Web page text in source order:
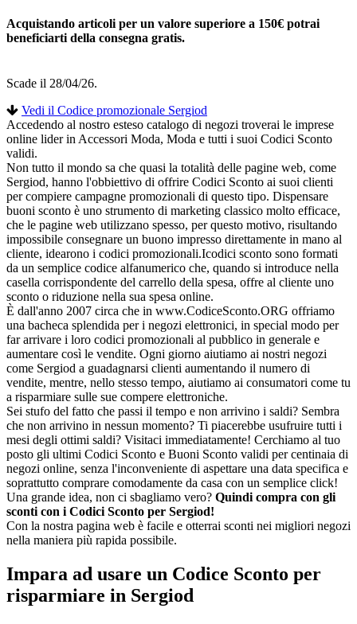
Acquistando articoli per un valore superiore a 150€ potrai
beneficiarti della consegna gratis.
Scade il 28/04/26.
Vedi il Codice promozionale Sergiod
Accedendo al nostro esteso catalogo di negozi troverai le imprese
online lider in Accessori Moda, Moda e tutti i suoi Codici Sconto
validi.
Non tutto il mondo sa che quasi la totalità delle pagine web, come
Sergiod, hanno l'obbiettivo di offrire Codici Sconto ai suoi clienti
per compiere campagne promozionali di questo tipo. Dispensare
buoni sconto è uno strumento di marketing classico molto efficace,
che le pagine web utilizzano spesso, per questo motivo, risultando
impossibile consegnare un buono impresso direttamente in mano al
cliente, idearono i codici promozionali.Icodici sconto sono formati
da un semplice codice alfanumerico che, quando si introduce nella
casella corrispondente del carrello della spesa, offre al cliente uno
sconto o riduzione nella sua spesa online.
È dall'anno 2007 circa che in www.CodiceSconto.ORG offriamo
una bacheca splendida per i negozi elettronici, in special modo per
far arrivare i loro codici promozionali al pubblico in generale e
aumentare così le vendite. Ogni giorno aiutiamo ai nostri negozi
come Sergiod a guadagnarsi clienti aumentando il numero di
vendite, mentre, nello stesso tempo, aiutiamo ai consumatori come tu
a risparmiare sulle sue compere elettroniche.
Sei stufo del fatto che passi il tempo e non arrivino i saldi? Sembra
che non arrivino in nessun momento? Ti piacerebbe usufruire tutti i
mesi degli ottimi saldi? Visitaci immediatamente! Cerchiamo al tuo
posto gli ultimi Codici Sconto e Buoni Sconto validi per centinaia di
negozi online, senza l'inconveniente di aspettare una data specifica e
soprattutto comprare comodamente da casa con un semplice click!
Una grande idea, non ci sbagliamo vero? Quindi compra con gli
sconti con i Codici Sconto per Sergiod!
Con la nostra pagina web è facile e otterrai sconti nei migliori negozi
nella maniera più rapida possibile.
Impara ad usare un Codice Sconto per
risparmiare in Sergiod